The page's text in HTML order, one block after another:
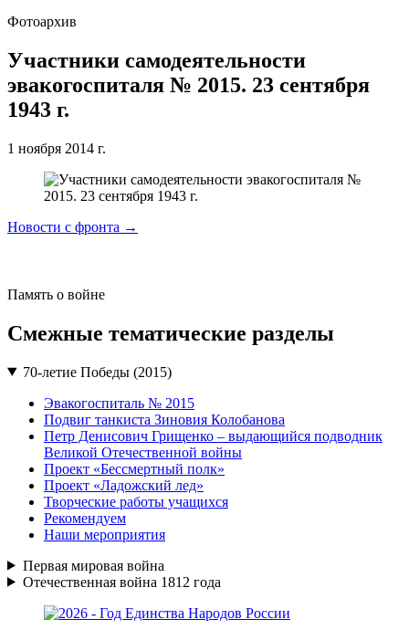
Фотоархив
Участники самодеятельности
эвакогоспиталя № 2015. 23 сентября
1943 г.
1 ноября 2014 г.
Новости с фронта →
Память о войне
Смежные тематические разделы
70-летие Победы (2015)
Эвакогоспиталь № 2015
Подвиг танкиста Зиновия Колобанова
Петр Денисович Грищенко – выдающийся подводник
Великой Отечественной войны
Проект «Бессмертный полк»
Проект «Ладожский лед»
Творческие работы учащихся
Рекомендуем
Наши мероприятия
Первая мировая война
Отечественная война 1812 года